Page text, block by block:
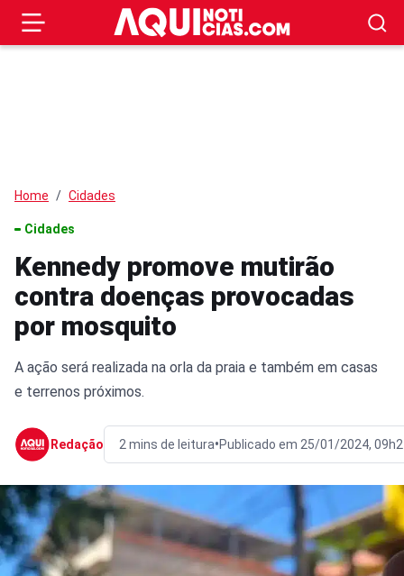
Home Cidades
Cidades
Kennedy promove mutirão
contra doenças provocadas
por mosquito
A ação será realizada na orla da praia e também em casas
e terrenos próximos.
Redação 2 mins de leitura•Publicado em 25/01/2024,